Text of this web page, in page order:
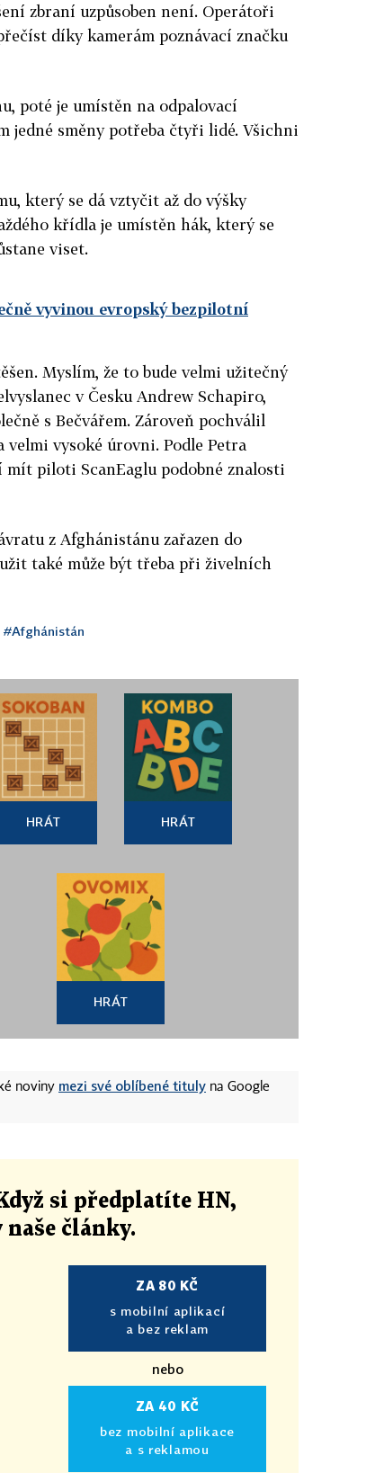
zbraní uzpůsoben není. Operátoři
díky kamerám poznávací značku
poté je umístěn na odpalovací
jedné směny potřeba čtyři lidé. Všichni
který se dá vztyčit až do výšky
křídla je umístěn hák, který se
viset.
vyvinou evropský bezpilotní
Myslím, že to bude velmi užitečný
v Česku Andrew Schapiro,
s Bečvářem. Zároveň pochválil
velmi vysoké úrovni. Podle Petra
mít piloti ScanEaglu podobné znalosti
z Afghánistánu zařazen do
také může být třeba při živelních
#Afghánistán
HRÁT HRÁT
HRÁT
noviny mezi své oblíbené tituly na Google
si předplatíte HN,
naše články.
ZA 80 KČ
s mobilní aplikací
a bez reklam
nebo
ZA 40 KČ
bez mobilní aplikace
a s reklamou